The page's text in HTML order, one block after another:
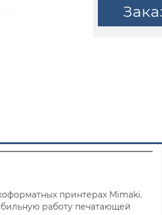
принтерах Mimaki.
работу печатающей